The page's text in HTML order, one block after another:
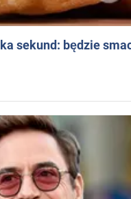
sekund: będzie